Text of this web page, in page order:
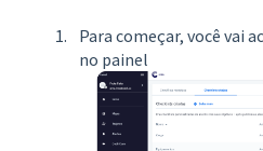
Para começar, você vai
no painel